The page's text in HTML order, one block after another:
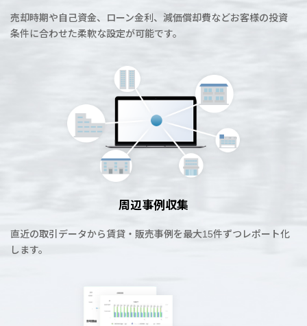
売却時期や自己資金、ローン金利、減価償却費などお客様の投資
条件に合わせた柔軟な設定が可能です。
周辺事例収集
直近の取引データから賃貸・販売事例を最大15件ずつレポート化
します。